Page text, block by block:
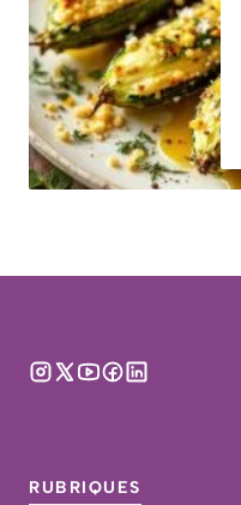
RUBRIQUES